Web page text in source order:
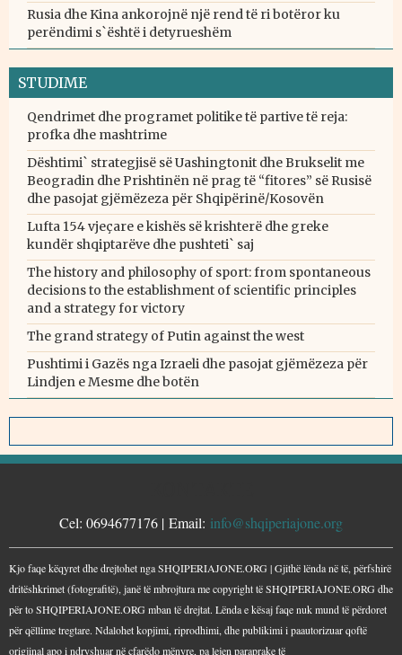
Rusia dhe Kina ankorojnë një rend të ri botëror ku
perëndimi s`është i detyrueshëm
STUDIME
Qendrimet dhe programet politike të partive të reja:
profka dhe mashtrime
Dështimi` strategjisë së Uashingtonit dhe Brukselit me
Beogradin dhe Prishtinën në prag të “fitores” së Rusisë
dhe pasojat gjëmëzeza për Shqipërinë/Kosovën
Lufta 154 vjeçare e kishës së krishterë dhe greke
kundër shqiptarëve dhe pushteti` saj
The history and philosophy of sport: from spontaneous
decisions to the establishment of scientific principles
and a strategy for victory
The grand strategy of Putin against the west
Pushtimi i Gazës nga Izraeli dhe pasojat gjëmëzeza për
Lindjen e Mesme dhe botën
Cel: 0694677176 | Email: info@shqiperiajone.org
Kjo faqe këqyret dhe drejtohet nga SHQIPERIAJONE.ORG | Gjithë lënda në të, përfshirë
dritëshkrimet (fotografitë), janë të mbrojtura me copyright të SHQIPERIAJONE.ORG dhe
për to SHQIPERIAJONE.ORG mban të drejtat. Lënda e kësaj faqe nuk mund të përdoret
për qëllime tregtare. Ndalohet kopjimi, riprodhimi, dhe publikimi i paautorizuar qoftë
origjinal apo i ndryshuar në çfarëdo mënyre, pa lejen paraprake të